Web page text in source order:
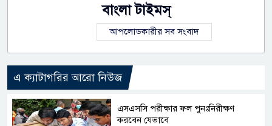
বাংলা টাইমস্
আপলোডকারীর সব সংবাদ
এ ক্যাটাগরির আরো নিউজ
এসএসসি পরীক্ষার ফল পুনঃনিরীক্ষণ
করবেন যেভাবে